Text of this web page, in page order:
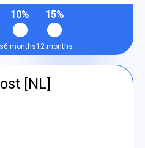
10%
6 months
15%
12 months
[NL]